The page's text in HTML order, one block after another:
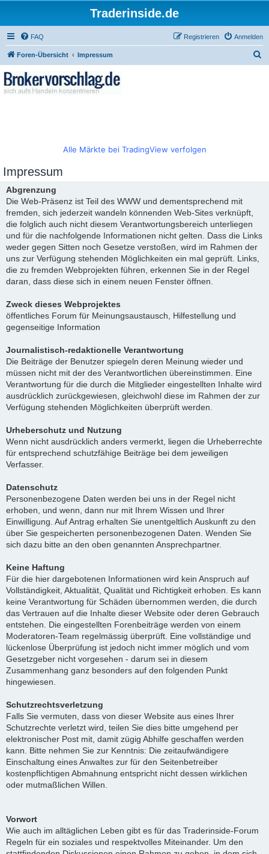
Traderinside.de
FAQ Anmelden
Registrieren
Foren-Übersicht Impressum
Alle Märkte bei TradingView verfolgen
Impressum
Abgrenzung
Die Web-Präsenz ist Teil des WWW und dementsprechend mit
fremden, sich jederzeit wandeln könnenden Web-Sites verknüpft,
die folglich auch nicht diesem Verantwortungsbereich unterliegen
und für die nachfolgende Informationen nicht gelten. Dass die Links
weder gegen Sitten noch Gesetze verstoßen, wird im Rahmen der
uns zur Verfügung stehenden Möglichkeiten ein mal geprüft. Links,
die zu fremden Webprojekten führen, erkennen Sie in der Regel
daran, dass diese sich in einem neuen Fenster öffnen.
Zweck dieses Webprojektes
öffentliches Forum für Meinungsaustausch, Hilfestellung und
gegenseitige Information
Journalistisch-redaktionelle Verantwortung
Die Beiträge der Benutzer spiegeln deren Meinung wieder und
müssen nicht mit der des Verantwortlichen übereinstimmen. Eine
Verantwortung für die durch die Mitglieder eingestellten Inhalte wird
ausdrücklich zurückgewiesen, gleichwohl diese im Rahmen der zur
Verfügung stehenden Möglichkeiten überprüft werden.
Urheberschutz und Nutzung
Wenn nicht ausdrücklich anders vermerkt, liegen die Urheberrechte
für entsprechend schutzfähige Beiträge bei dem jeweiligen
Verfasser.
Datenschutz
Personenbezogene Daten werden bei uns in der Regel nicht
erhoben, und wenn, dann nur mit Ihrem Wissen und Ihrer
Einwilligung. Auf Antrag erhalten Sie unentgeltlich Auskunft zu den
über Sie gespeicherten personenbezogenen Daten. Wenden Sie
sich dazu bitte an den oben genannten Ansprechpartner.
Keine Haftung
Für die hier dargebotenen Informationen wird kein Anspruch auf
Vollständigkeit, Aktualität, Qualität und Richtigkeit erhoben. Es kann
keine Verantwortung für Schäden übernommen werden, die durch
das Vertrauen auf die Inhalte dieser Website oder deren Gebrauch
entstehen. Die eingestellten Forenbeiträge werden von einem
Moderatoren-Team regelmässig überprüft. Eine vollständige und
lückenlose Überprüfung ist jedoch nicht immer möglich und vom
Gesetzgeber nicht vorgesehen - darum sei in diesem
Zusammenhang ganz besonders auf den folgenden Punkt
hingewiesen.
Schutzrechtsverletzung
Falls Sie vermuten, dass von dieser Website aus eines Ihrer
Schutzrechte verletzt wird, teilen Sie dies bitte umgehend per
elektronischer Post mit, damit zügig Abhilfe geschaffen werden
kann. Bitte nehmen Sie zur Kenntnis: Die zeitaufwändigere
Einschaltung eines Anwaltes zur für den Seitenbetreiber
kostenpflichtigen Abmahnung entspricht nicht dessen wirklichen
oder mutmaßlichen Willen.
Vorwort
Wie auch im alltäglichen Leben gibt es für das Traderinside-Forum
Regeln für ein soziales und respektvolles Miteinander. Um den